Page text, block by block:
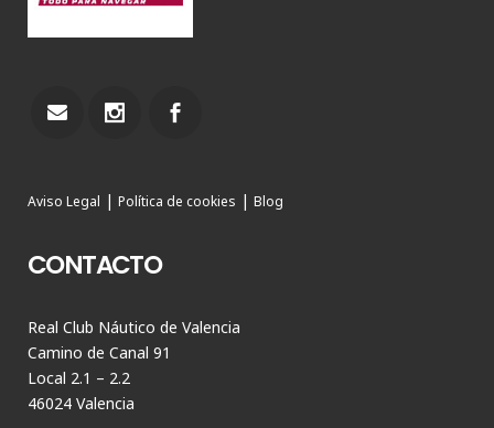
Aviso Legal | Política de cookies | Blog
CONTACTO
Real Club Náutico de Valencia
Camino de Canal 91
Local 2.1 – 2.2
46024 Valencia